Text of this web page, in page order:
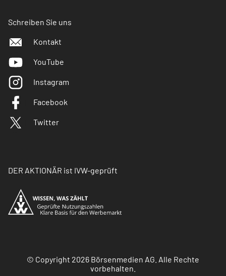
Schreiben Sie uns
Kontakt
YouTube
Instagram
Facebook
Twitter
DER AKTIONÄR ist IVW-geprüft
© Copyright 2026 Börsenmedien AG. Alle Rechte
vorbehalten.